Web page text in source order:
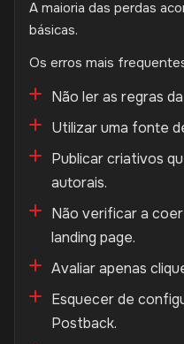
A maioria das perdas
básicas.
Os erros mais
Não ler as regras
Utilizar uma fonte
Publicar criativos
autorais.
Não verificar a
landing page.
Avaliar apenas
Esquecer de
Postback.